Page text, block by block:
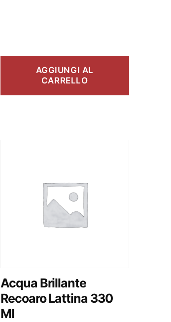
AGGIUNGI AL
CARRELLO
Acqua Brillante
Recoaro Lattina 330
Ml